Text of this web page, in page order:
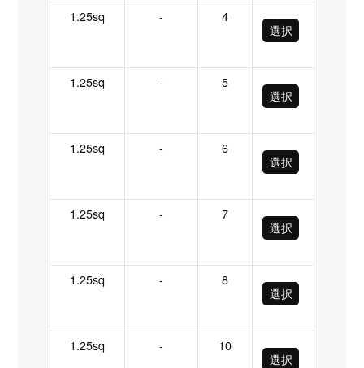
1.25sq -
4
選択
1.25sq -
5
選択
1.25sq -
6
選択
1.25sq -
7
選択
1.25sq -
8
選択
1.25sq -
10
選択